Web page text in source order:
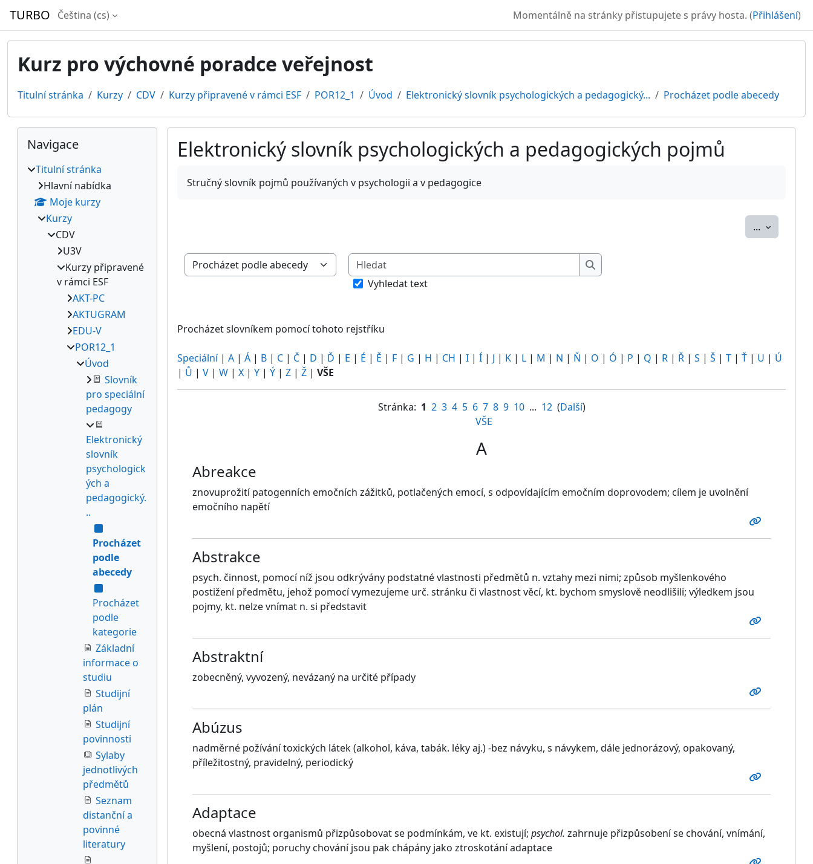
Přejít k hlavnímu obsahu
TURBO Čeština ‎(cs)‎ Momentálně na stránky přistupujete s právy hosta. (Přihlášení)
Kurz pro výchovné poradce veřejnost
Titulní stránka Kurzy CDV Kurzy připravené v rámci ESF POR12_1 Úvod Elektronický slovník psychologických a pedagogický... Procházet podle abecedy
Elektronický slovník psychologických a pedagogických pojmů
Stručný slovník pojmů používaných v psychologii a v pedagogice
...
Procházet slovníkem pomocí tohoto rejstříku
Hledat
Hledat
Vyhledat text
Procházet slovníkem pomocí tohoto rejstříku
Speciální| A | Á | B | C | Č | D | Ď | E | É | Ě | F | G | H | CH | I | Í | J | K | L | M | N | Ň | O | Ó | P | Q | R | Ř | S | Š | T | Ť | U | Ú
| Ů | V | W | X | Y | Ý | Z | Ž | VŠE
Stránka: 1 2 3 4 5 6 7 8 9 10... 12(Další)
VŠE
A
Abreakce
znovuprožití patogenních emočních zážitků, potlačených emocí, s odpovídajícím emočním doprovodem; cílem je uvolnění
emočního napětí
Abstrakce
psych. činnost, pomocí níž jsou odkrývány podstatné vlastnosti předmětů n. vztahy mezi nimi; způsob myšlenkového
postižení předmětu, jehož pomocí vymezujeme urč. stránku či vlastnost věcí, kt. bychom smyslově neodlišili; výledkem jsou
pojmy, kt. nelze vnímat n. si představit
Abstraktní
zobecněný, vyvozený, nevázaný na určité případy
Abúzus
nadměrné požívání toxických látek (alkohol, káva, tabák. léky aj.) -bez návyku, s návykem, dále jednorázový, opakovaný,
příležitostný, pravidelný, periodický
Adaptace
obecná vlastnost organismů přizpůsobovat se podmínkám, ve kt. existují;psychol. zahrnuje přizpůsobení se chování, vnímání,
myšlení, postojů; poruchy chování jsou pak chápány jako ztroskotání adaptace
Bloky
Přeskočit: Navigace
Navigace
Titulní stránka
Hlavní nabídka
Moje kurzy
Kurzy
CDV
U3V
Kurzy připravené
v rámci ESF
AKT-PC
AKTUGRAM
EDU-V
POR12_1
Úvod
Slovník
pro speciální
pedagogy
Elektronický
slovník
psychologick
ých a
pedagogický.
..
Procházet
podle
abecedy
Procházet
podle
kategorie
Základní
informace o
studiu
Studijní
plán
Studijní
povinnosti
Sylaby
jednotlivých
předmětů
Seznam
distanční a
povinné
literatury